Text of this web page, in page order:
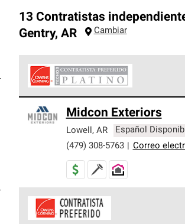
13 Contratistas
Gentry, AR Cambiar
cumplen con estándares estrictos
ofrecer nuestra mejor garantía de
Midcon Exteriors
Lowell , AR
Español
(479) 308-5763
Correo